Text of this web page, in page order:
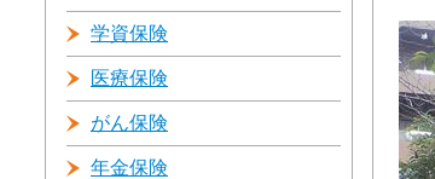
学資保険
医療保険
がん保険
年金保険